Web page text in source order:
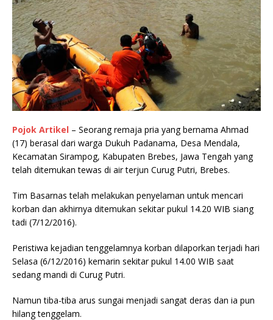
Pojok Artikel – Seorang remaja pria yang bernama Ahmad
(17) berasal dari warga Dukuh Padanama, Desa Mendala,
Kecamatan Sirampog, Kabupaten Brebes, Jawa Tengah yang
telah ditemukan tewas di air terjun Curug Putri, Brebes.
Tim Basarnas telah melakukan penyelaman untuk mencari
korban dan akhirnya ditemukan sekitar pukul 14.20 WIB siang
tadi (7/12/2016).
Peristiwa kejadian tenggelamnya korban dilaporkan terjadi hari
Selasa (6/12/2016) kemarin sekitar pukul 14.00 WIB saat
sedang mandi di Curug Putri.
Namun tiba-tiba arus sungai menjadi sangat deras dan ia pun
hilang tenggelam.